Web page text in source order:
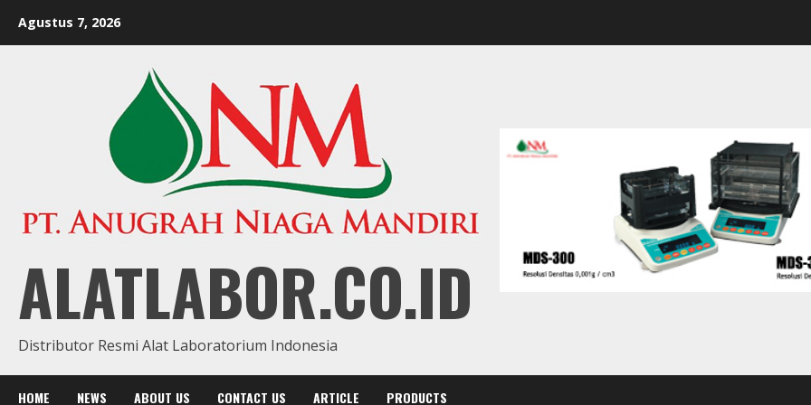
Agustus 7, 2026
ALATLABOR.CO.ID
Distributor Resmi Alat Laboratorium Indonesia
HOME NEWS ABOUT US CONTACT US ARTICLE PRODUCTS